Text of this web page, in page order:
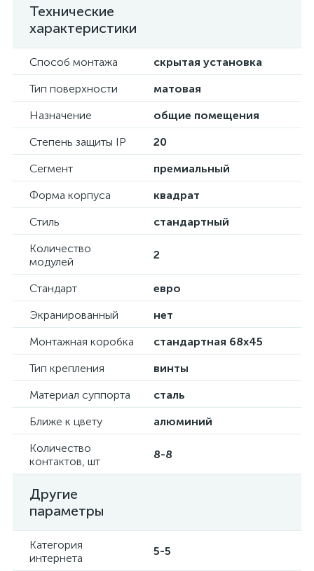
Технические
характеристики
Способ монтажа
скрытая установка
Тип поверхности
матовая
Назначение
общие помещения
Степень защиты IP
20
Сегмент
премиальный
Форма корпуса
квадрат
Стиль
стандартный
Количество
модулей
2
Стандарт
евро
Экранированный
нет
Монтажная коробка
стандартная 68х45
Тип крепления
винты
Материал суппорта
сталь
Ближе к цвету
алюминий
Количество
контактов, шт
8-8
Другие
параметры
Категория
интернета
5-5